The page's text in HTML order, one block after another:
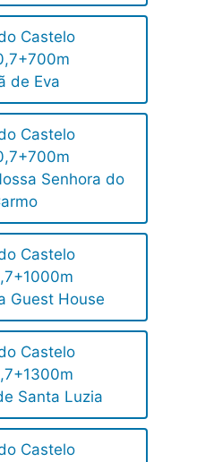
Castelo
de Eva
Castelo
Senhora do
Castelo
Guest House
Castelo
Santa Luzia
Castelo